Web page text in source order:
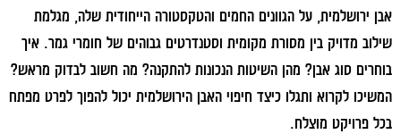
אבן ירושלמית, על הגוונים החמים והטקסטורה הייחודית שלה, מגלמת
שילוב מדויק בין מסורת מקומית וסטנדרטים גבוהים של חומרי גמר. איך
בוחרים סוג אבן? מהן השיטות הנכונות להתקנה? מה חשוב לבדוק מראש?
המשיכו לקרוא ותגלו כיצד חיפוי האבן הירושלמית יכול להפוך לפרט מפתח
בכל פרויקט מוצלח.